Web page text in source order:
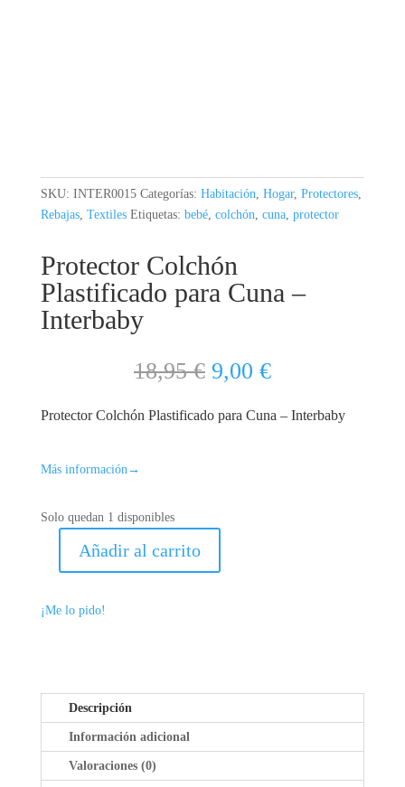
SKU: INTER0015 Categorías: Habitación, Hogar, Protectores,
Rebajas, Textiles Etiquetas: bebé, colchón, cuna, protector
Protector Colchón
Plastificado para Cuna –
Interbaby
18,95€ El
precio
original
9,00 €El
actual
Protector Colchón Plastificado para Cuna – Interbaby
Más información→
Solo quedan 1 disponibles
PROTECTOR
PARA
CANTIDAD
Añadir al carrito
¡Me lo pido!
Descripción
Información adicional
Valoraciones (0)